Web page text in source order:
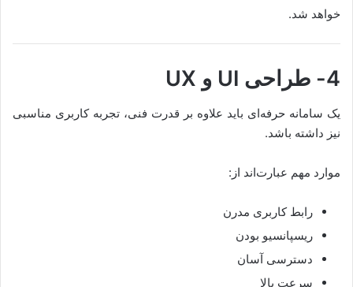
خواهد شد.
4- طراحی UI و UX
یک سامانه حرفه‌ای باید علاوه بر قدرت فنی، تجربه کاربری مناسبی
نیز داشته باشد.
موارد مهم عبارت‌اند از:
رابط کاربری مدرن
ریسپانسیو بودن
دسترسی آسان
سرعت بالا